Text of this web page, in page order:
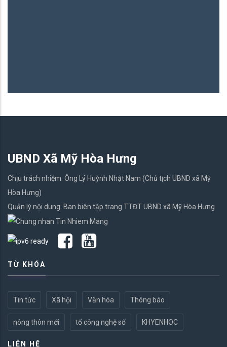
UBND Xã Mỹ Hòa Hưng
Chịu trách nhiệm: Ông Lý Huỳnh Nhật Nam (Chủ tịch UBND xã Mỹ
Hòa Hưng)
Quản lý nội dung: Ban biên tập trang TTĐT UBND xã Mỹ Hòa Hưng
TỪ KHÓA
Tin tức Xã hội Văn hóa Thông báo
nông thôn mới tổ công nghệ số KHYENHOC
LIÊN HỆ